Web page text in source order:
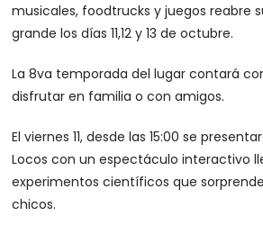
musicales, foodtrucks y juegos reabre
grande los días 11,12 y 13 de octubre.
La 8va temporada del lugar contará
disfrutar en familia o con amigos.
El viernes 11, desde las 15:00 se
Locos con un espectáculo interactivo
experimentos científicos que
chicos.